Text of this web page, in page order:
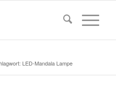
LED-Mandala Lampe